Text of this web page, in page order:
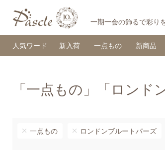
一期一会の飾るで彩り
人気ワード 新入荷 一点もの 新商品
「一点もの」「ロン
一点もの ロンドンブルートパーズ